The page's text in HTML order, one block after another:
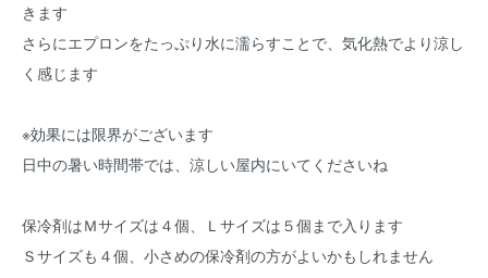
きます
さらにエプロンをたっぷり水に濡らすことで、気化熱でより涼し
く感じます
※効果には限界がございます
日中の暑い時間帯では、涼しい屋内にいてくださいね
保冷剤はＭサイズは４個、Ｌサイズは５個まで入ります
Ｓサイズも４個、小さめの保冷剤の方がよいかもしれません